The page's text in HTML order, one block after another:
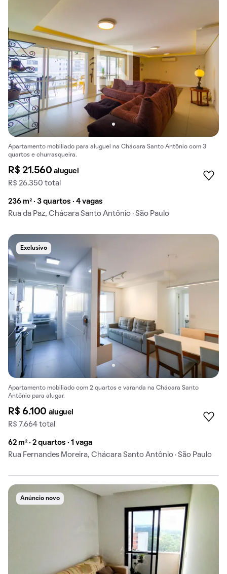
Apartamento mobiliado para aluguel na Chácara Santo Antônio com 3
quartos e churrasqueira.
R$ 21.560aluguel
R$ 26.350 total
236 m² · 3 quartos · 4 vagas
Rua da Paz, Chácara Santo Antônio · São Paulo
Exclusivo
Apartamento mobiliado com 2 quartos e varanda na Chácara Santo
Antônio para alugar.
R$ 6.100 aluguel
R$ 7.664 total
62 m² · 2 quartos · 1 vaga
Rua Fernandes Moreira, Chácara Santo Antônio · São Paulo
Anúncio novo